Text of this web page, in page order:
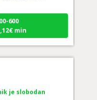
600
min